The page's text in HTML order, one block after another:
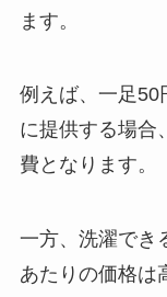
ます。
例えば、一足50
に提供する場合
費となります。
一方、洗濯でき
あたりの価格は